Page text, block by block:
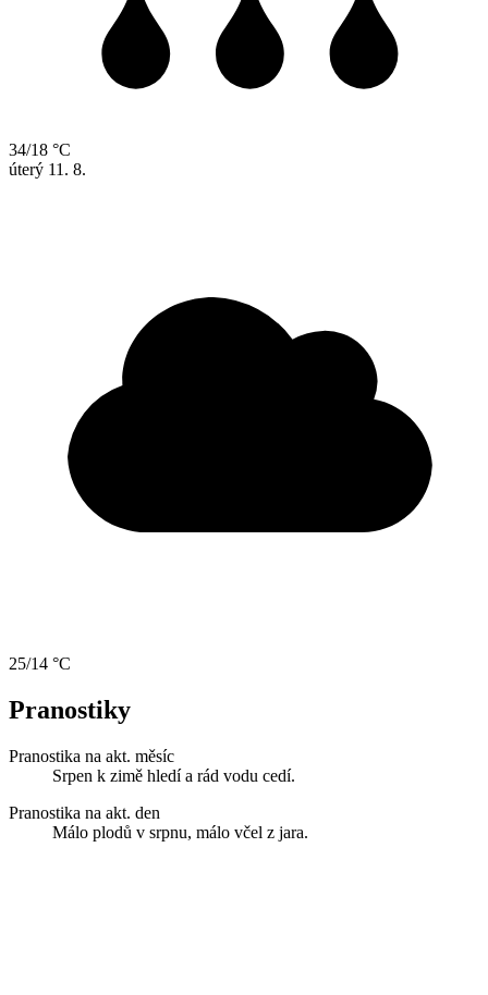
34/18 °C
úterý 11. 8.
25/14 °C
Pranostiky
Pranostika na akt. měsíc
Srpen k zimě hledí a rád vodu cedí.
Pranostika na akt. den
Málo plodů v srpnu, málo včel z jara.